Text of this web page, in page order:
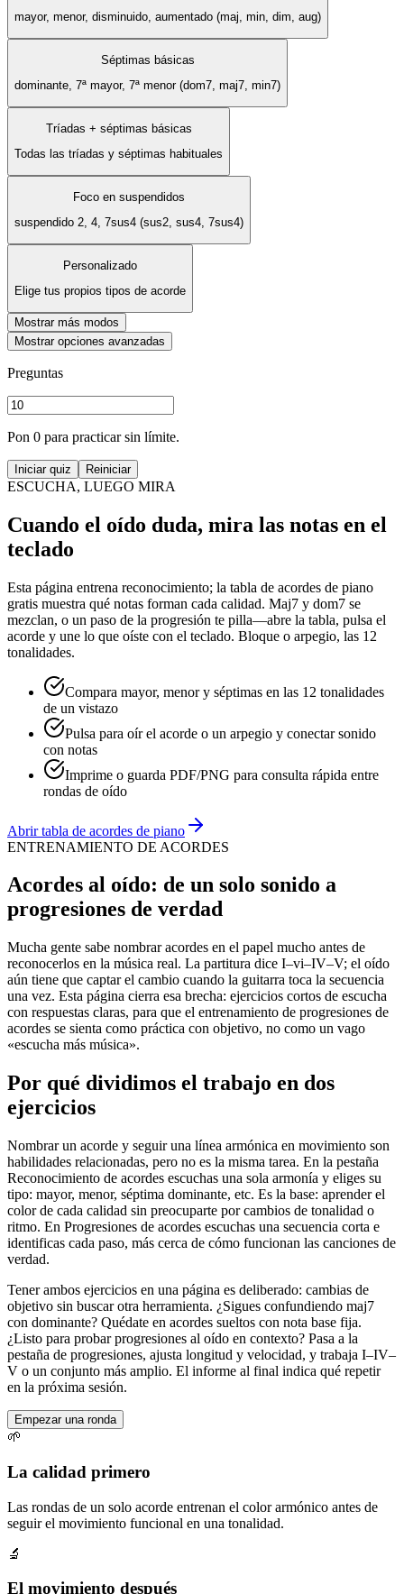
mayor, menor, disminuido, aumentado (maj, min, dim, aug)
Séptimas básicas
dominante, 7ª mayor, 7ª menor (dom7, maj7, min7)
Tríadas + séptimas básicas
Todas las tríadas y séptimas habituales
Foco en suspendidos
suspendido 2, 4, 7sus4 (sus2, sus4, 7sus4)
Personalizado
Elige tus propios tipos de acorde
Mostrar más modos
Mostrar opciones avanzadas
Preguntas
Pon 0 para practicar sin límite.
Iniciar quiz Reiniciar
ESCUCHA, LUEGO MIRA
Cuando el oído duda, mira las notas en el
teclado
Esta página entrena reconocimiento; la tabla de acordes de piano
gratis muestra qué notas forman cada calidad. Maj7 y dom7 se
mezclan, o un paso de la progresión te pilla—abre la tabla, pulsa el
acorde y une lo que oíste con el teclado. Bloque o arpegio, las 12
tonalidades.
Compara mayor, menor y séptimas en las 12 tonalidades
de un vistazo
Pulsa para oír el acorde o un arpegio y conectar sonido
con notas
Imprime o guarda PDF/PNG para consulta rápida entre
rondas de oído
Abrir tabla de acordes de piano
ENTRENAMIENTO DE ACORDES
Acordes al oído: de un solo sonido a
progresiones de verdad
Mucha gente sabe nombrar acordes en el papel mucho antes de
reconocerlos en la música real. La partitura dice I–vi–IV–V; el oído
aún tiene que captar el cambio cuando la guitarra toca la secuencia
una vez. Esta página cierra esa brecha: ejercicios cortos de escucha
con respuestas claras, para que el entrenamiento de progresiones de
acordes se sienta como práctica con objetivo, no como un vago
«escucha más música».
Por qué dividimos el trabajo en dos
ejercicios
Nombrar un acorde y seguir una línea armónica en movimiento son
habilidades relacionadas, pero no es la misma tarea. En la pestaña
Reconocimiento de acordes escuchas una sola armonía y eliges su
tipo: mayor, menor, séptima dominante, etc. Es la base: aprender el
color de cada calidad sin preocuparte por cambios de tonalidad o
ritmo. En Progresiones de acordes escuchas una secuencia corta e
identificas cada paso, más cerca de cómo funcionan las canciones de
verdad.
Tener ambos ejercicios en una página es deliberado: cambias de
objetivo sin buscar otra herramienta. ¿Sigues confundiendo maj7
con dominante? Quédate en acordes sueltos con nota base fija.
¿Listo para probar progresiones al oído en contexto? Pasa a la
pestaña de progresiones, ajusta longitud y velocidad, y trabaja I–IV–
V o un conjunto más amplio. El informe al final indica qué repetir
en la próxima sesión.
Empezar una ronda
🌱
La calidad primero
Las rondas de un solo acorde entrenan el color armónico antes de
seguir el movimiento funcional en una tonalidad.
🔬
El movimiento después